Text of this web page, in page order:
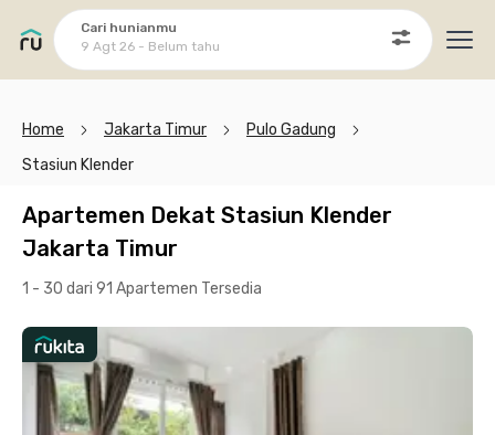
Cari hunianmu
9 Agt 26 - Belum tahu
Home Jakarta Timur
Pulo Gadung
Stasiun Klender
Apartemen Dekat Stasiun Klender
Jakarta Timur
1 - 30 dari 91 Apartemen Tersedia